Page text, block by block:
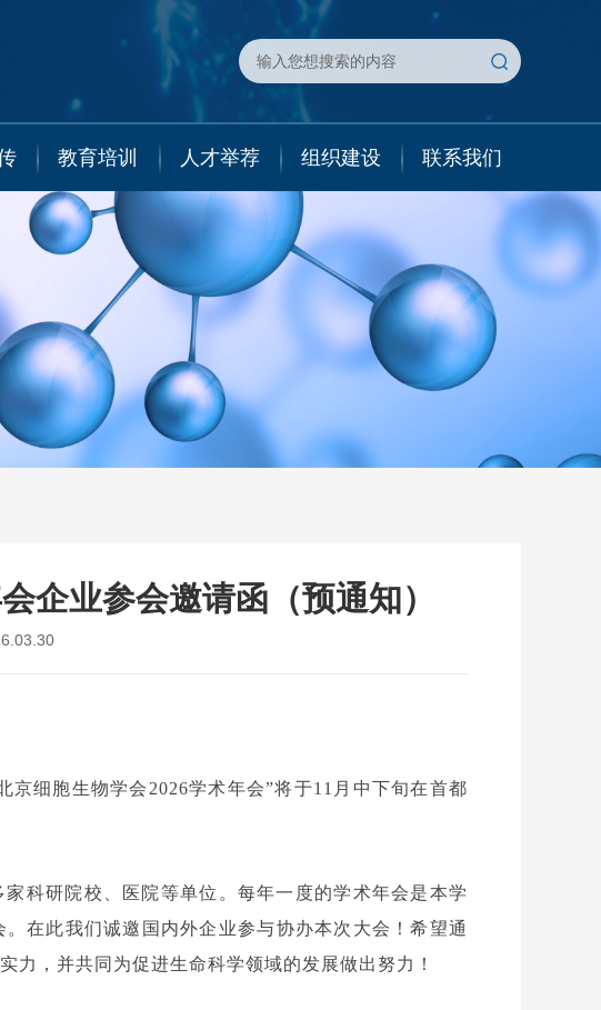
教育培训 人才举荐 组织建设 联系我们
企业参会邀请函（预通知）
京细胞生物学会 2026学术年会”将于11 月中下旬在首都
家科研院校、医院等单位。每年一度的学术年会是本学
在此我们诚邀国内外企业参与协办本次大会！希望通
力，并共同为促进生命科学领域的发展做出努力！